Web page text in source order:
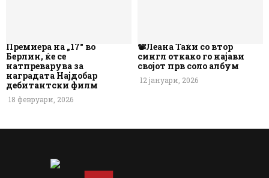
Премиера на „17“ во
Берлин, ќе се
натпреварува за
наградата Најдобар
дебитантски филм
18 февруари, 2026
📽️Леана Таќи со втор
сингл откако го најави
својот прв соло албум
12 јануари, 2026